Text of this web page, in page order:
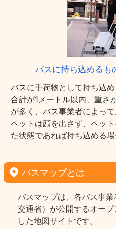
バスに持ち込めるも
バスに手荷物として持ち込
合計が1メートル以内、重さ
が多く、バス事業者によって
ペットは顔を出さず、ペッ
た状態であれば持ち込める場
バスマップとは
バスマップは、各バス事
交通省）が公開するオー
した地図サイトです。